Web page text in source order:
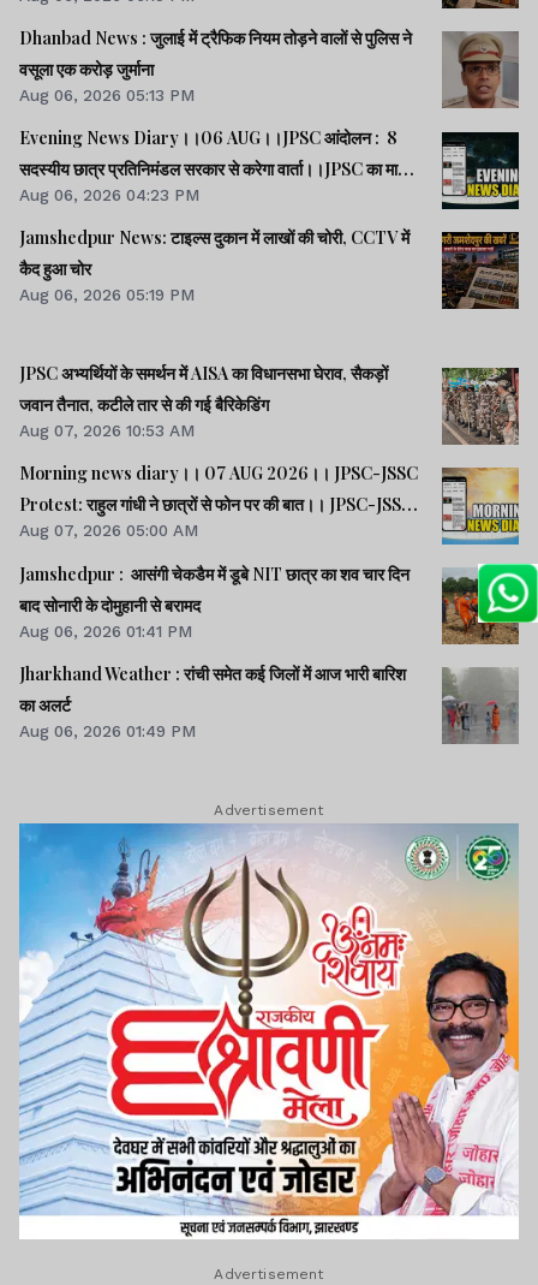
Dhanbad News : जुलाई में ट्रैफिक नियम तोड़ने वालों से पुलिस ने
वसूला एक करोड़ जुर्माना
Aug 06, 2026 05:13 PM
Evening News Diary।।06 AUG।।JPSC आंदोलन : 8
सदस्यीय छात्र प्रतिनिमंडल सरकार से करेगा वार्ता।।JPSC का मामला
पेपर लीक का नहीं, बैक डोर से गलत नियुक्ति का है : किशोर।।BPSC
AEDO पेपर लीक : BARC का कर्मी रौशन अरेस्ट।।समेत कई खबरें
व वीडियो।।
Aug 06, 2026 04:23 PM
Jamshedpur News: टाइल्स दुकान में लाखों की चोरी, CCTV में
कैद हुआ चोर
Aug 06, 2026 05:19 PM
JPSC अभ्यर्थियों के समर्थन में AISA का विधानसभा घेराव, सैकड़ों
जवान तैनात, कटीले तार से की गई बैरिकेडिंग
Aug 07, 2026 10:53 AM
Morning news diary।। 07 AUG 2026।। JPSC-JSSC
Protest: राहुल गांधी ने छात्रों से फोन पर की बात।। JPSC-JSSC
आंदोलन: छात्र प्रतिनिधि अपनी मांगों पर अड़े।। ACB ने नेक्सजेन के
CEO से पूछा- विनय चौबे को कितने पैसे दिए।। समेत कई खबरें व
वीडियो.
Aug 07, 2026 05:00 AM
Jamshedpur : आसंगी चेकडैम में डूबे NIT छात्र का शव चार दिन
बाद सोनारी के दोमुहानी से बरामद
Aug 06, 2026 01:41 PM
Jharkhand Weather : रांची समेत कई जिलों में आज भारी बारिश
का अलर्ट
Aug 06, 2026 01:49 PM
Advertisement
Advertisement